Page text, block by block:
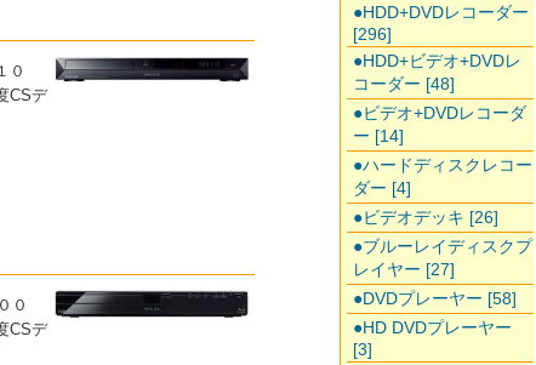
０
CSデ
０
CSデ
●HDD+DVDレコーダー
[296]
●HDD+ビデオ+DVDレ
コーダー [48]
●ビデオ+DVDレコーダ
ー [14]
●ハードディスクレコー
ダー [4]
●ビデオデッキ [26]
●ブルーレイディスクプ
レイヤー [27]
●DVDプレーヤー [58]
●HD DVDプレーヤー
[3]